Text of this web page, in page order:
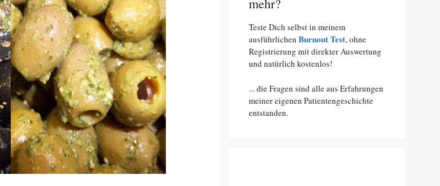
mehr?
Teste Dich selbst in meinem
ausführlichen Burnout Test, ohne
Registrierung mit direkter Auswertung
und natürlich kostenlos!
... die Fragen sind alle aus Erfahrungen
meiner eigenen Patientengeschichte
entstanden.